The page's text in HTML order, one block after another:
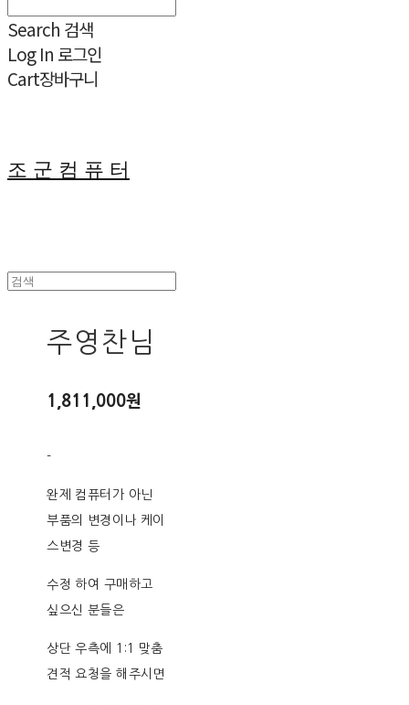
Search 검색
Log In 로그인
Cart장바구니
조 군 컴 퓨 터
주영찬님
1,811,000원
-
완제 컴퓨터가 아닌
부품의 변경이나 케이
스변경 등
수정 하여 구매하고
싶으신 분들은
상단 우측에 1:1 맞춤
견적 요청을 해주시면